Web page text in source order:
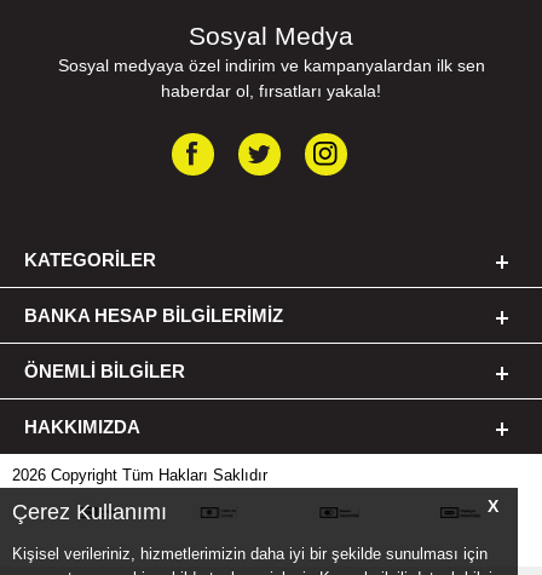
X
Çerez Kullanımı
Kişisel verileriniz, hizmetlerimizin daha iyi bir şekilde sunulması için
Sosyal Medya
Sosyal medyaya özel indirim ve kampanyalardan ilk sen
haberdar ol, fırsatları yakala!
KATEGORILER
BANKA HESAP BILGILERIMIZ
ÖNEMLI BILGILER
HAKKIMIZDA
2026 Copyright Tüm Hakları Saklıdır